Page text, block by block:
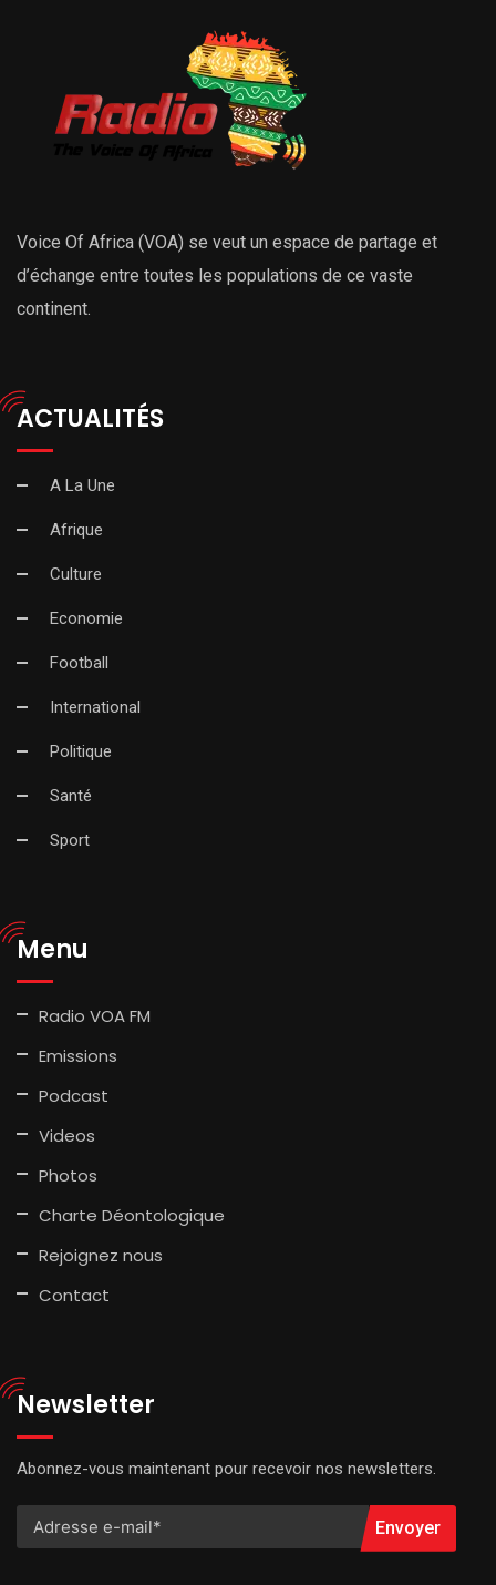
Voice Of Africa (VOA) se veut un espace de partage et
d’échange entre toutes les populations de ce vaste
continent.
ACTUALITÉS
A La Une
Afrique
Culture
Economie
Football
International
Politique
Santé
Sport
Menu
Radio VOA FM
Emissions
Podcast
Videos
Photos
Charte Déontologique
Rejoignez nous
Contact
Newsletter
Abonnez-vous maintenant pour recevoir nos newsletters.
Envoyer